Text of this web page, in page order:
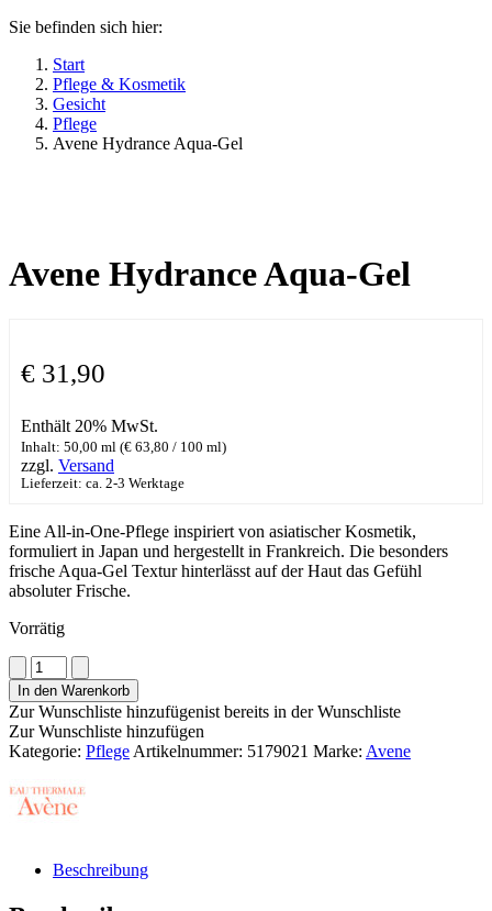
Sie befinden sich hier:
Start
Pflege & Kosmetik
Gesicht
Pflege
Avene Hydrance Aqua-Gel
Avene Hydrance Aqua-Gel
€ 31,90
Enthält 20% MwSt.
Inhalt: 50,00 ml (€ 63,80 / 100 ml)
zzgl. Versand
Lieferzeit: ca. 2-3 Werktage
Eine All-in-One-Pflege inspiriert von asiatischer Kosmetik,
formuliert in Japan und hergestellt in Frankreich. Die besonders
frische Aqua-Gel Textur hinterlässt auf der Haut das Gefühl
absoluter Frische.
Vorrätig
Avene
Hydrance
Aqua-
Gel
Menge
In den Warenkorb
Zur Wunschliste hinzufügenist bereits in der Wunschliste
Zur Wunschliste hinzufügen
Kategorie: Pflege Artikelnummer: 5179021 Marke: Avene
Beschreibung